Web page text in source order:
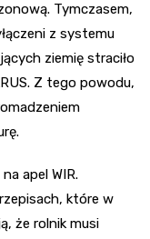
Tymczasem,
z systemu
ziemię straciło
Z tego powodu,
apel WIR.
które w
że rolnik musi